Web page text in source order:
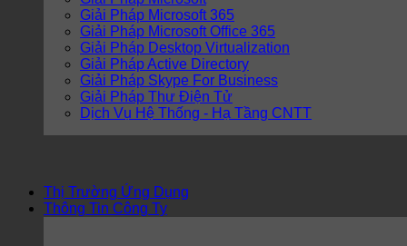
Giải Pháp Microsoft 365
Giải Pháp Microsoft Office 365
Giải Pháp Desktop Virtualization
Giải Pháp Active Directory
Giải Pháp Skype For Business
Giải Pháp Thư Điện Tử
Dịch Vụ Hệ Thống - Hạ Tầng CNTT
Thị Trường Ứng Dụng
Thông Tin Công Ty